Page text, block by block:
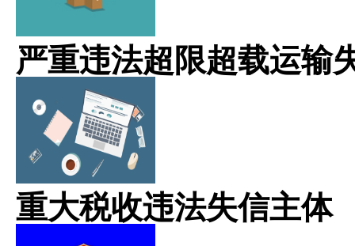
严重违法超限超载运输
重大税收违法失信主体